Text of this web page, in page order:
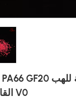
القائمة على البروم V0